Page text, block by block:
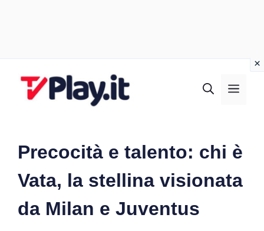
Precocità e talento: chi è
Vata, la stellina visionata
da Milan e Juventus